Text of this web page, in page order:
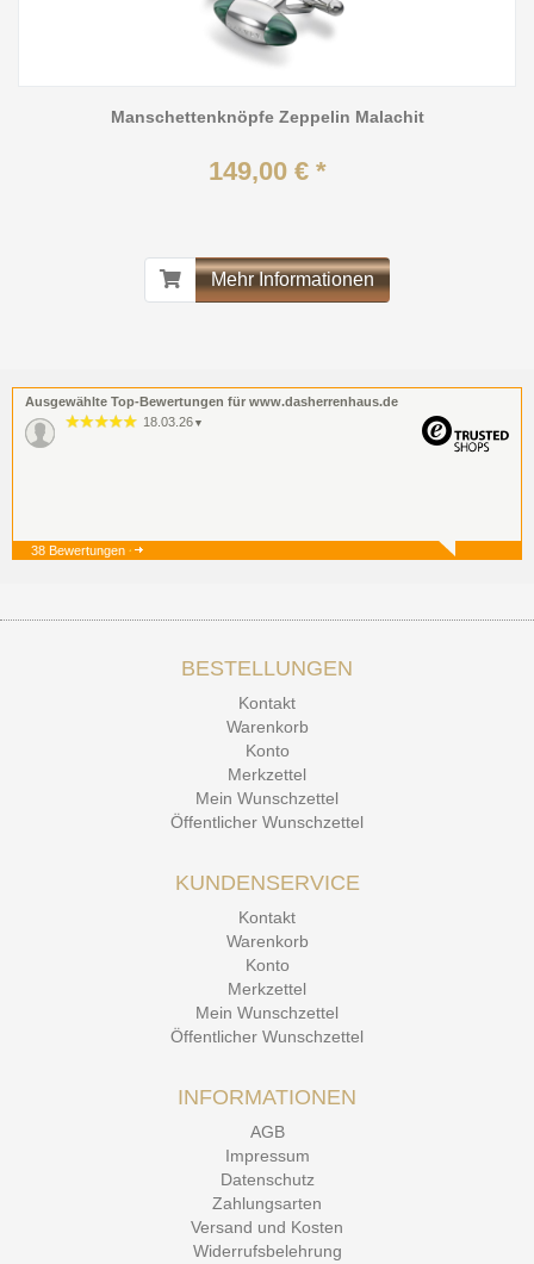
Manschettenknöpfe Zeppelin Malachit
149,00 € *
Mehr Informationen
Ausgewählte Top-Bewertungen für www.dasherrenhaus.de
18.03.26 ▼
▼
38 Bewertungen
BESTELLUNGEN
Kontakt
Warenkorb
Konto
Merkzettel
Mein Wunschzettel
Öffentlicher Wunschzettel
KUNDENSERVICE
Kontakt
Warenkorb
Konto
Merkzettel
Mein Wunschzettel
Öffentlicher Wunschzettel
INFORMATIONEN
AGB
Impressum
Datenschutz
Zahlungsarten
Versand und Kosten
Widerrufsbelehrung